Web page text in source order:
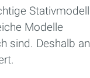
Stativmodell
Modelle
sind. Deshalb an